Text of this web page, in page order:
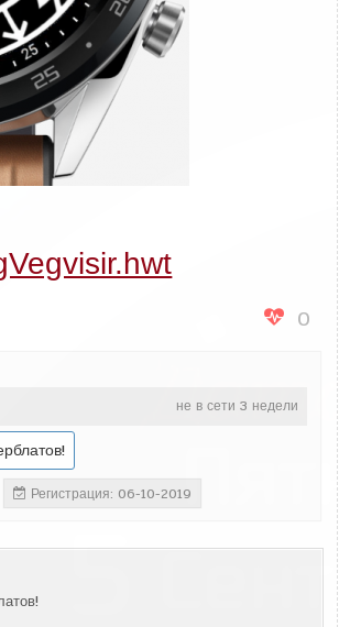
0
не в сети 3 недели
Регистрация: 06-10-2019